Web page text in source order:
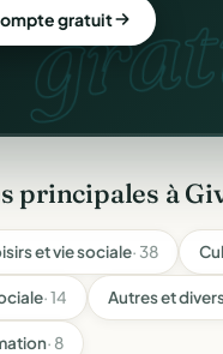
gratuit
principales à
et vie sociale· 38
· 14 Autres et
· 8